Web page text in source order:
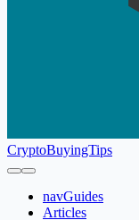
CryptoBuyingTips
navGuides
Articles